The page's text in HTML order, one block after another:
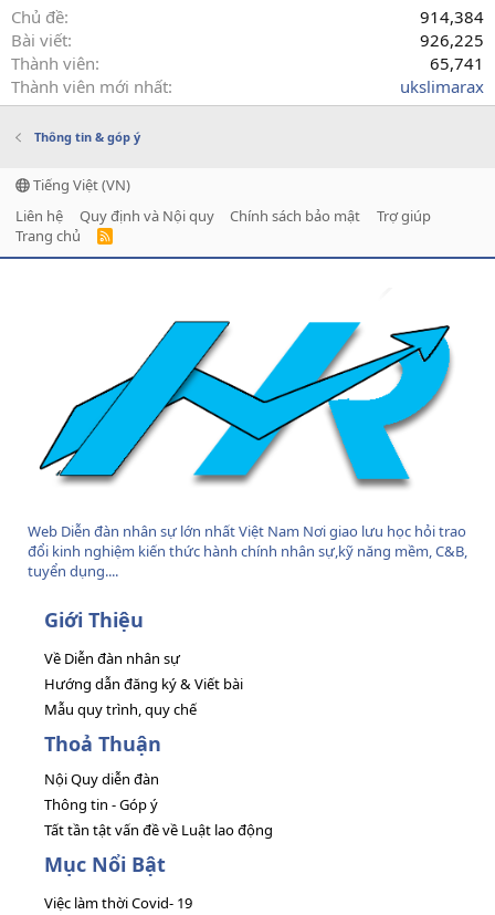
Chủ đề
914,384
Bài viết
926,225
Thành viên
65,741
Thành viên mới nhất
ukslimarax
Thông tin & góp ý
Tiếng Việt (VN)
Liên hệ
Quy định và Nội quy Chính sách bảo mật
Trợ giúp
Trang chủ
R
Web Diễn đàn nhân sự lớn nhất Việt Nam Nơi giao lưu học hỏi trao
đổi kinh nghiệm kiến thức hành chính nhân sự,kỹ năng mềm, C&B,
tuyển dụng....
Giới Thiệu
Về Diễn đàn nhân sự
Hướng dẫn đăng ký & Viết bài
Mẫu quy trình, quy chế
Thoả Thuận
Nội Quy diễn đàn
Thông tin - Góp ý
Tất tần tật vấn đề về Luật lao động
Mục Nổi Bật
Việc làm thời Covid- 19